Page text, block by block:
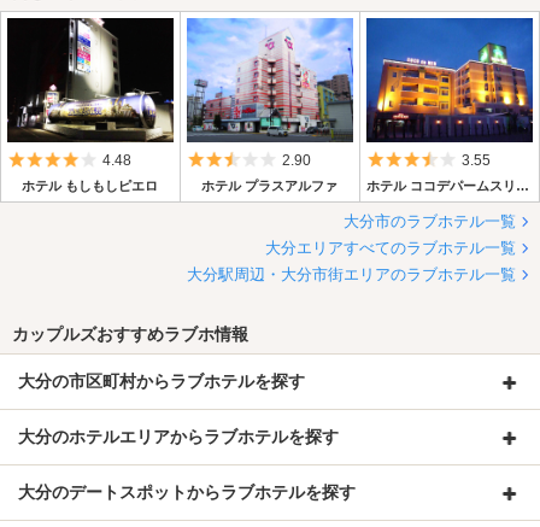
5つ星のうち4
4.48
ホテル もしもしピエロ
5つ星のうち2.5
2.90
ホテル プラスアルファ
5つ星のうち
3.55
ホテル ココデパームスリゾート＆ココデメール
大分市のラブホテル一覧
大分エリアすべてのラブホテル一覧
大分駅周辺・大分市街エリアのラブホテル一覧
カップルズおすすめラブホ情報
大分の市区町村からラブホテルを探す
大分のホテルエリアからラブホテルを探す
大分のデートスポットからラブホテルを探す